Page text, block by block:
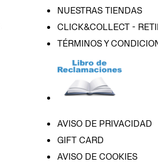
NUESTRAS TIENDAS
CLICK&COLLECT -
TÉRMINOS Y
AVISO DE PRIVACIDAD
GIFT CARD
AVISO DE COOKIES